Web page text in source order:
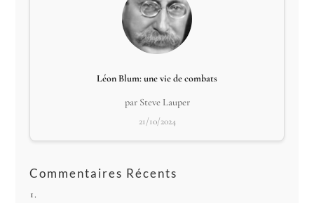
Léon Blum: une vie de combats
par Steve Lauper
21/10/2024
Commentaires Récents